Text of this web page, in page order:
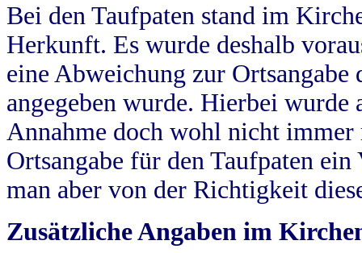
Bei den Taufpaten stand im
Herkunft. Es wurde deshalb
eine Abweichung zur
angegeben wurde. Hierbei wurde
Annahme doch wohl nicht
Ortsangabe für den Taufpaten
man aber von der Richtigkeit
Zusätzliche Angaben im